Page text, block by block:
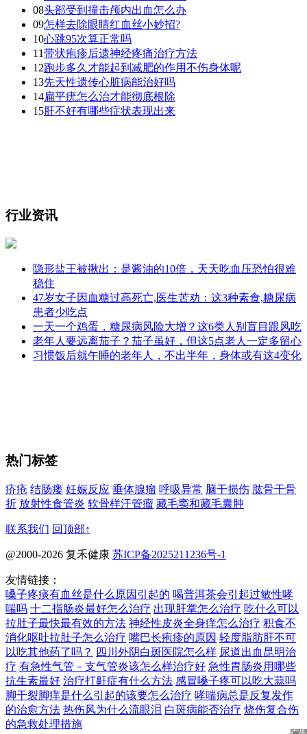
08头部受到撞击颅内出血怎么办
09怎样去除眼睛红血丝小妙招?
10心跳95次算正常吗
11带状疱疹后遗神经疼痛治疗方法
12跑步多久才能起到减肥的作用不伤身体呢
13先天性遗传心脏病能治好吗
14扁平疣怎么治才能彻底根除
15肝不好有哪些症状表现出来
行业资讯
隐形盐王被揪出：是酱油的10倍，天天吃血压恐怕很难
稳住
47岁女子因血糖过高死亡,医生苦劝：这3种素食,糖尿病
患者少吃点
一天一个鸡蛋，糖尿病风险大增？这6类人别盲目跟风吃
老年人要远离茄子？茄子虽好，但这5点老人一定多留心
习惯饭后就午睡的老年人，不出半年，身体或有这4变化
热门标签
疥疮 结肠瘘 妊娠反应 垂体腺瘤 呼吸异常 脑干损伤 肱骨干骨
折 放射性食管炎 软骨样汗管瘤 藏毛窦和藏毛囊肿
联系我们 回顶部↑
@2000-2026 复禾健康 苏ICP备2025211236号-1
友情链接：
嗓子疼痰有血丝是什么原因引起的 喝普洱茶会引起过敏性哮
喘吗 十二指肠炎最好怎么治疗 出现肝掌怎么治疗 吃什么可以
拉肚子最快最有效的方法 神经性皮炎全身痒怎么治疗 积食不
消化呕吐拉肚子怎么治疗 嘴巴长疱疹的原因 轻度脂肪肝不可
以吃其他药了吗？
四川外阴白斑医院怎么样 尿道出血昆明治
疗 有急性气管－支气管炎该怎么样治疗好 急性胃肠炎用哪些
抗生素最好 治疗打鼾症有什么方法 感冒嗓子疼可以吃大蒜吗
脚干裂脚痒是什么引起的该要怎么治疗 哮喘病总是反复发作
的治愈方法 热伤风为什么流眼泪 白斑病能否治疗 烧伤复合伤
的急救处理措施